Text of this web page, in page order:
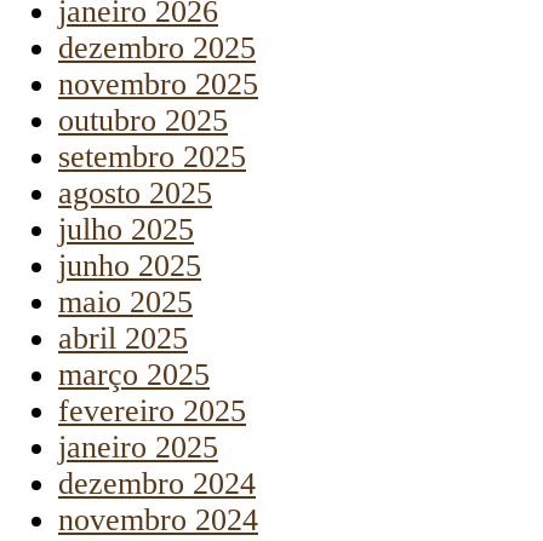
janeiro 2026
dezembro 2025
novembro 2025
outubro 2025
setembro 2025
agosto 2025
julho 2025
junho 2025
maio 2025
abril 2025
março 2025
fevereiro 2025
janeiro 2025
dezembro 2024
novembro 2024